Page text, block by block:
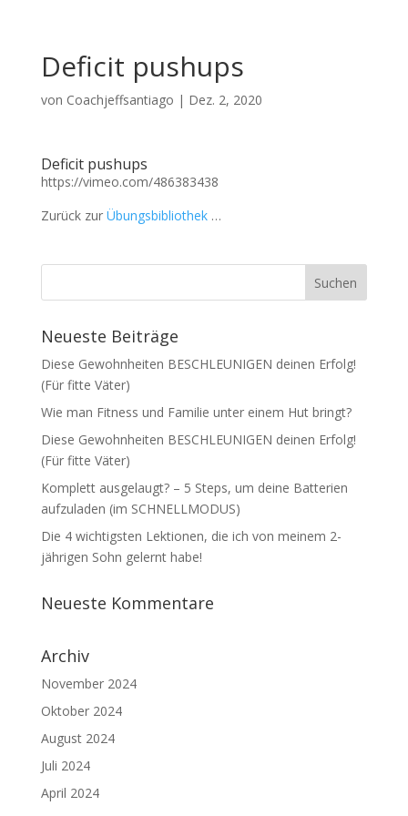
Deficit pushups
von Coachjeffsantiago | Dez. 2, 2020
Deficit pushups
https://vimeo.com/486383438
Zurück zur Übungsbibliothek…
Neueste Beiträge
Diese Gewohnheiten BESCHLEUNIGEN deinen Erfolg!
(Für fitte Väter)
Wie man Fitness und Familie unter einem Hut bringt?
Diese Gewohnheiten BESCHLEUNIGEN deinen Erfolg!
(Für fitte Väter)
Komplett ausgelaugt? – 5 Steps, um deine Batterien
aufzuladen (im SCHNELLMODUS)
Die 4 wichtigsten Lektionen, die ich von meinem 2-
jährigen Sohn gelernt habe!
Neueste Kommentare
Archiv
November 2024
Oktober 2024
August 2024
Juli 2024
April 2024